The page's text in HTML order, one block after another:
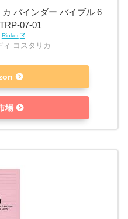
バインダー バイブル 6
07-01
Rinker
ィ コスタリカ
場